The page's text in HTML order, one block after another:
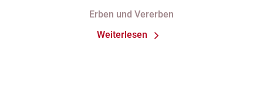
Erben und Vererben
Weiterlesen